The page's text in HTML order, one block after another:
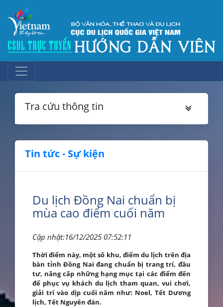
Tra cứu thông tin
Tin tức - Sự kiện
Du lịch Đồng Nai chuẩn bị
mùa cao điểm cuối năm
Cập nhật:16/12/2025 07:52:11
Thời điểm này, một số khu, điểm du lịch trên địa
bàn tỉnh Đồng Nai đang chuẩn bị trang trí, đầu
tư, nâng cấp những hạng mục tại các điểm đến
để phục vụ khách du lịch tham quan, vui chơi,
giải trí vào dịp cuối năm như: Noel, Tết Dương
lịch, Tết Nguyên đán.